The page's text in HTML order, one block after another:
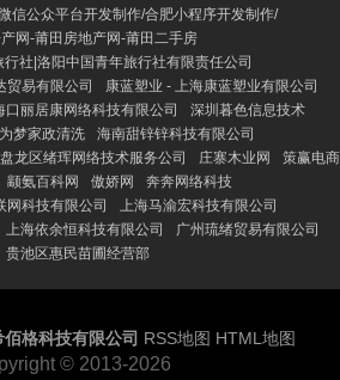
信公众平台开发制作/合肥小程序开发制作/
网-莆田房地产网-莆田二手房
社|洛阳中国青年旅行社有限责任公司
贸易有限公司
康蓝塑业 - 上海康蓝塑业有限公司
口丽居康网络科技有限公司
深圳暮色信息技术
为梦家政清洗
海南甜锌锌科技有限公司
盘龙区绪珲网络技术服务公司 庄寨木业网
策赢电商
颛氨百科网 傲娇网
奔奔网络科技
网科技有限公司
上海马渝宏科技有限公司
上海依余恒科技有限公司
广州琉绪贸易有限公司
贵池区惠民苗圃经营部
佰格科技有限公司 RSS地图 HTML地图
© 2013-2026